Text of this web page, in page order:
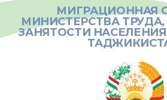
МИГРАЦИОННАЯ
МИНИСТЕРСТВА
ЗАНЯТОСТИ